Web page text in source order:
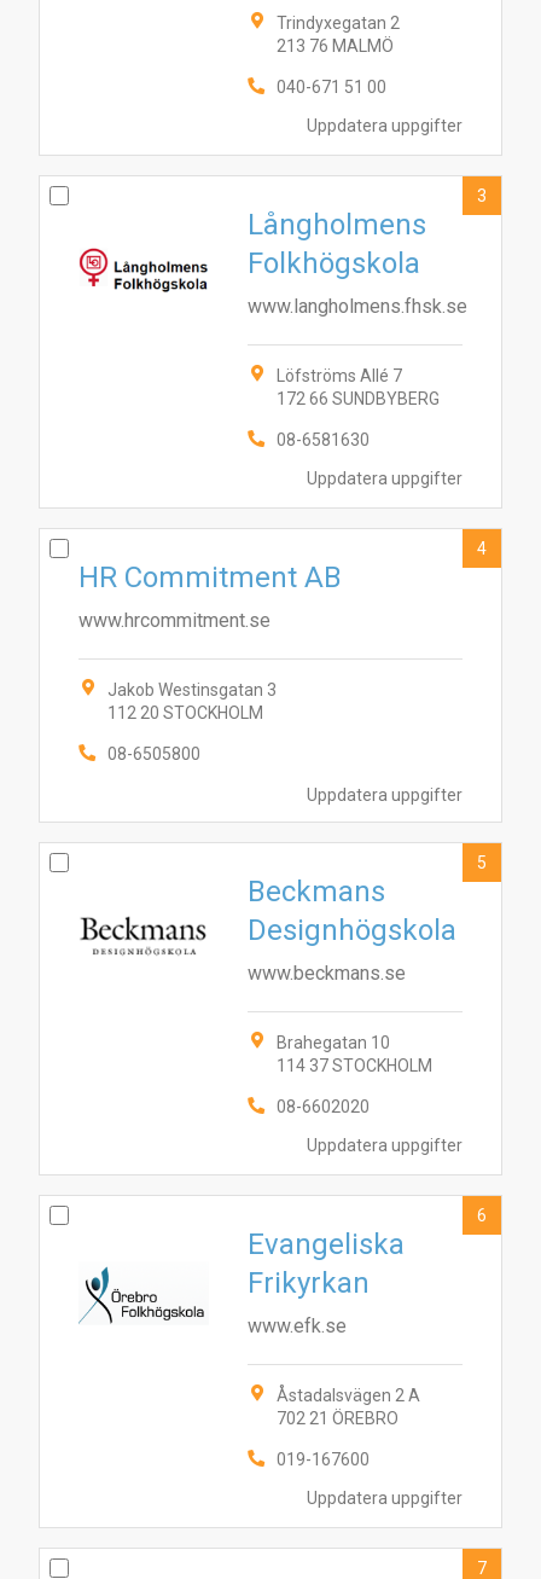
Uppdatera uppgifter
Trindyxegatan 2
213 76 MALMÖ
040-671 51 00
Uppdatera uppgifter
Långholmens
Folkhögskola
www.langholmens.fhsk.se
Löfströms Allé 7
172 66 SUNDBYBERG
08-6581630
3
Uppdatera uppgifter
HR Commitment AB
www.hrcommitment.se
Jakob Westinsgatan 3
112 20 STOCKHOLM
08-6505800
4
Uppdatera uppgifter
Beckmans
Designhögskola
www.beckmans.se
Brahegatan 10
114 37 STOCKHOLM
08-6602020
5
Uppdatera uppgifter
Evangeliska
Frikyrkan
www.efk.se
Åstadalsvägen 2 A
702 21 ÖREBRO
019-167600
6
7